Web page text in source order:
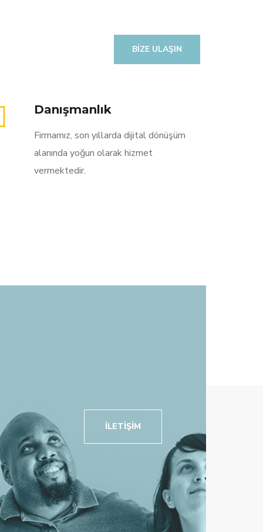
BIZE ULAŞIN
Danışmanlık
Firmamız, son yıllarda dijital dönüşüm
alanında yoğun olarak hizmet
vermektedir.
İLETIŞIM